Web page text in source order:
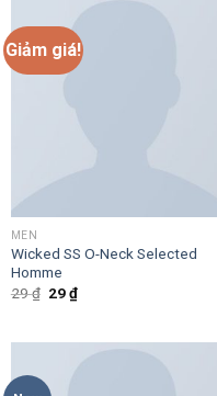
Giảm giá!
MEN
Wicked SS O-Neck Selected
Homme
29₫ Giá
gốc
29₫Giá
hiện